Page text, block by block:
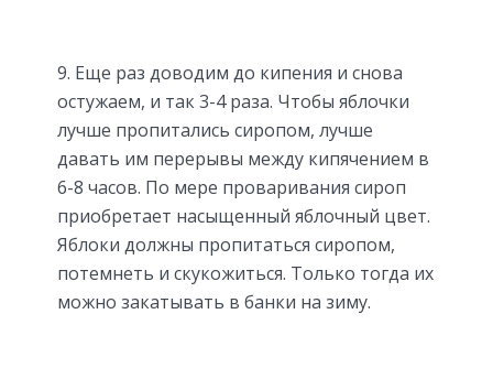
9. Еще раз доводим до кипения и снова
остужаем, и так 3-4 раза. Чтобы яблочки
лучше пропитались сиропом, лучше
давать им перерывы между кипячением в
6-8 часов. По мере проваривания сироп
приобретает насыщенный яблочный цвет.
Яблоки должны пропитаться сиропом,
потемнеть и скукожиться. Только тогда их
можно закатывать в банки на зиму.